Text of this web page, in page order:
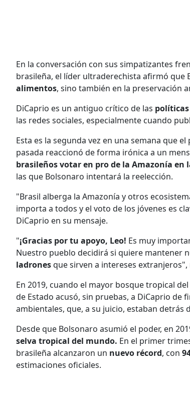
En la conversación con sus simpatizantes
brasileña, el líder ultraderechista afirmó que
alimentos, sino también en la preservación
DiCaprio es un antiguo crítico de las
las redes sociales, especialmente cuando
Esta es la segunda vez en una semana que
pasada reaccionó de forma irónica a un
brasileños votar en pro de la Amazonía en
las que Bolsonaro intentará la reelección.
"Brasil alberga la Amazonía y otros
importa a todos y el voto de los jóvenes es
DiCaprio en su mensaje.
"¡Gracias por tu apoyo, Leo! Es muy
Nuestro pueblo decidirá si quiere mantener
ladronesque sirven a intereses
En 2019, cuando el mayor bosque tropical
de Estado acusó, sin pruebas, a DiCaprio
ambientales, que, a su juicio, estaban detrás
Desde que Bolsonaro asumió el poder, en
selva tropical del mundo. En el primer
brasileña alcanzaron un nuevo récord, con
estimaciones oficiales.